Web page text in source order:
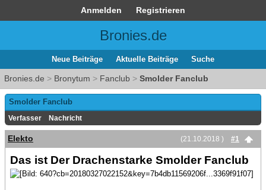
Anmelden Registrieren
Bronies.de
Neue Beiträge Aktuelle Beiträge Suche
Bronies.de > Bronytum > Fanclub > Smolder Fanclub
Smolder Fanclub
Verfasser Nachricht
(21.10.2018 ) #1
Elekto
Das ist Der Drachenstarke Smolder Fanclub